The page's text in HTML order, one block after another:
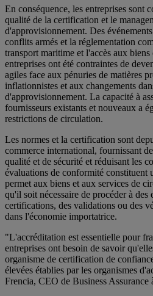
En conséquence, les entreprises sont
qualité de la certification et le
d'approvisionnement. Des
conflits armés et la réglementation
transport maritime et l'accès aux
entreprises ont été contraintes de
agiles face aux pénuries de matières
inflationnistes et aux changements
d'approvisionnement. La capacité à
fournisseurs existants et nouveaux a
restrictions de circulation.
Les normes et la certification sont
commerce international, fournissant
qualité et de sécurité et réduisant les
évaluations de conformité constituent
permet aux biens et aux services de
qu'il soit nécessaire de procéder à des
certifications, des validations ou des
dans l'économie importatrice.
"L'accréditation est essentielle pour
entreprises ont besoin de savoir
organisme de certification de
élevées établies par les organismes
Frencia, CEO de Business Assurance